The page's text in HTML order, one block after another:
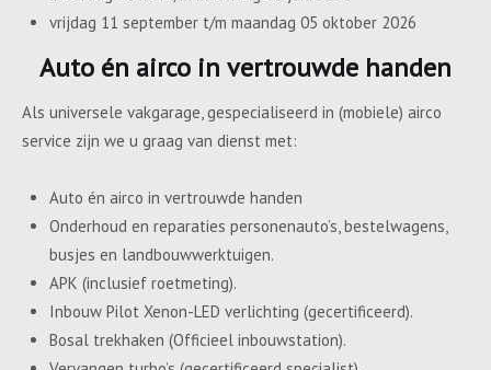
vrijdag 11 september t/m maandag 05 oktober 2026
Auto én airco in vertrouwde handen
Als universele vakgarage, gespecialiseerd in (mobiele) airco
service zijn we u graag van dienst met:
Auto én airco in vertrouwde handen
Onderhoud en reparaties personenauto’s, bestelwagens,
busjes en landbouwwerktuigen.
APK (inclusief roetmeting).
Inbouw Pilot Xenon-LED verlichting (gecertificeerd).
Bosal trekhaken (Officieel inbouwstation).